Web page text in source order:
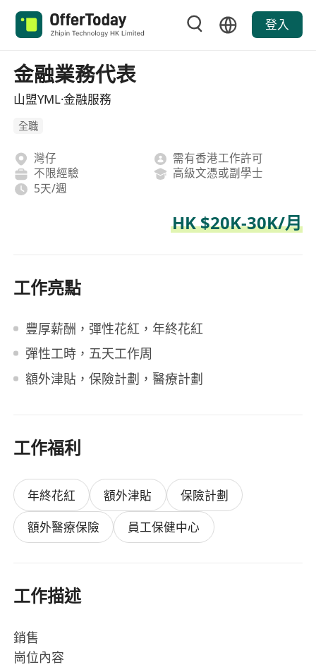
登入
金融業務代表
山盟YML·金融服務
全職
灣仔
需有香港工作許可
不限經驗
高級文憑或副學士
5天/週
HK $20K-30K/月
工作亮點
豐厚薪酬，彈性花紅，年終花紅
彈性工時，五天工作周
額外津貼，保險計劃，醫療計劃
工作福利
年終花紅 額外津貼
保險計劃
額外醫療保險
員工保健中心
工作描述
銷售
崗位內容